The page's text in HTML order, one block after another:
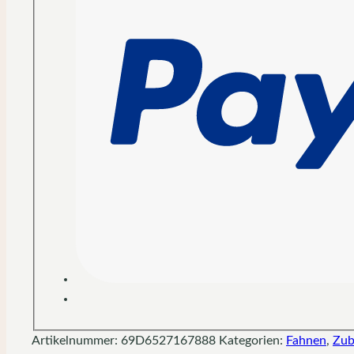
Artikelnummer: 69D6527167888 Kategorien: Fahnen,